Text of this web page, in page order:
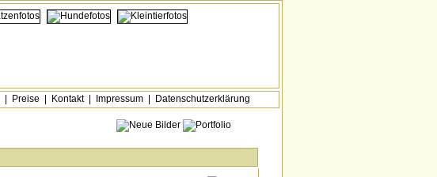
Preise Kontakt| Impressum Datenschutzerklärung